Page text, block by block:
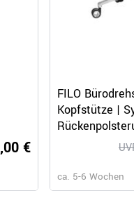
MOON, MOON WOOD,
€
FILO
Kopfstütze |
ca. 5-6 Wochen